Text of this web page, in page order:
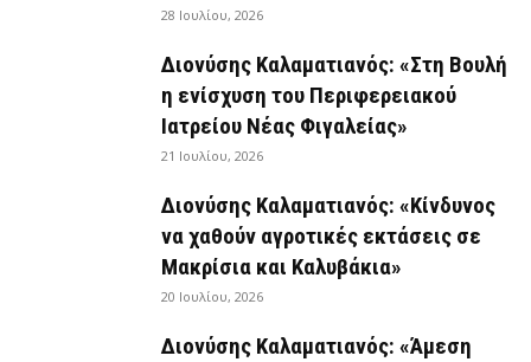
28 Ιουλίου, 2026
Διονύσης Καλαματιανός: «Στη Βουλή
η ενίσχυση του Περιφερειακού
Ιατρείου Νέας Φιγαλείας»
21 Ιουλίου, 2026
Διονύσης Καλαματιανός: «Κίνδυνος
να χαθούν αγροτικές εκτάσεις σε
Μακρίσια και Καλυβάκια»
20 Ιουλίου, 2026
Διονύσης Καλαματιανός: «Άμεση